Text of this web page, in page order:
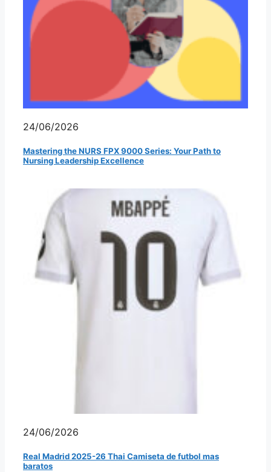
24/06/2026
Mastering the NURS FPX 9000 Series: Your Path to
Nursing Leadership Excellence
24/06/2026
Real Madrid 2025-26 Thai Camiseta de futbol mas
baratos